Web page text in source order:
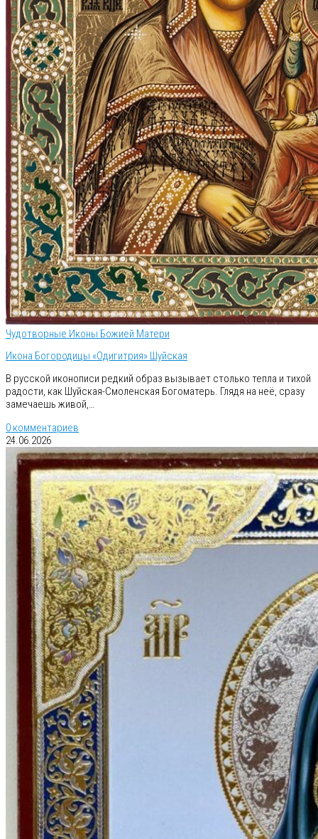
Чудотворные Иконы Божией Матери
Икона Богородицы «Одигитрия» Шуйская
В русской иконописи редкий образ вызывает столько тепла и тихой
радости, как Шуйская-Смоленская Богоматерь. Глядя на неё, сразу
замечаешь живой,…
0 комментариев
24.06.2026